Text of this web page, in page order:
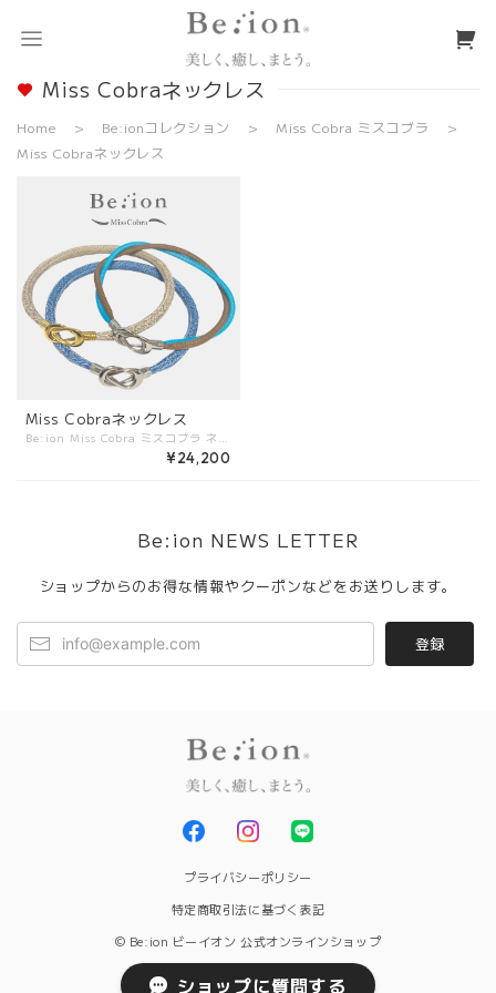
Miss Cobraネックレス
Home Be:ionコレクション
Miss Cobra ミスコブラ
Miss Cobraネックレス
Miss Cobraネックレス
¥24,200
Be:ion NEWS LETTER
ショップからのお得な情報やクーポンなどをお送りします。
登録
プライバシーポリシー
特定商取引法に基づく表記
© Be:ion ビーイオン 公式オンラインショップ
ショップに質問する